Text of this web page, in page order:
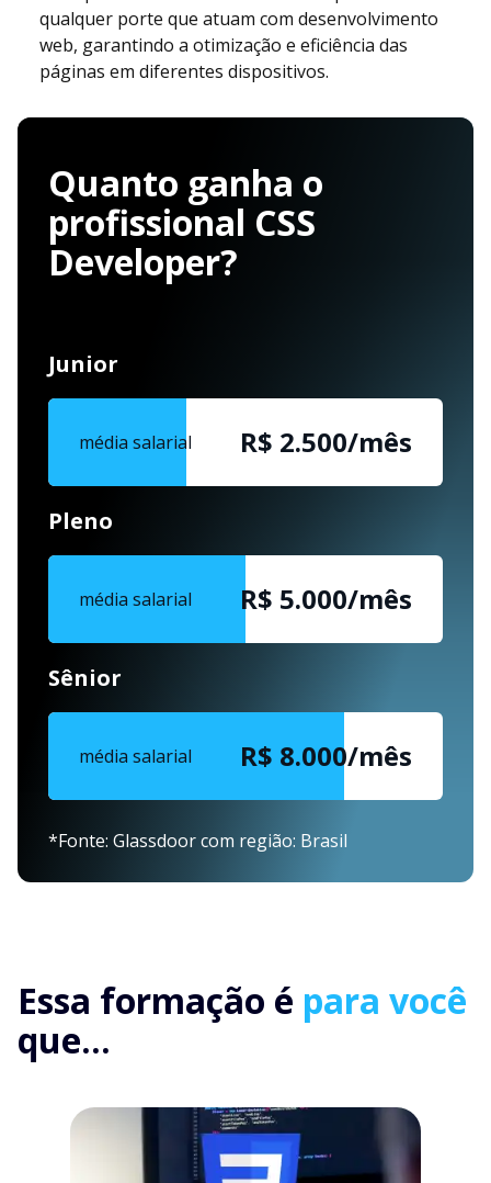
qualquer porte que atuam com desenvolvimento
web, garantindo a otimização e eficiência das
páginas em diferentes dispositivos.
Quanto ganha o
profissional CSS
Developer?
Junior
média salarial R$ 2.500/mês
Pleno
média salarial R$ 5.000/mês
Sênior
média salarial R$ 8.000/mês
*Fonte: Glassdoor com região: Brasil
Essa formação é para você
que...